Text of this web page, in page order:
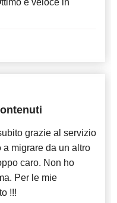
e veloce in
grazie al servizio
migrare da un altro
caro. Non ho
Per le mie
!!!